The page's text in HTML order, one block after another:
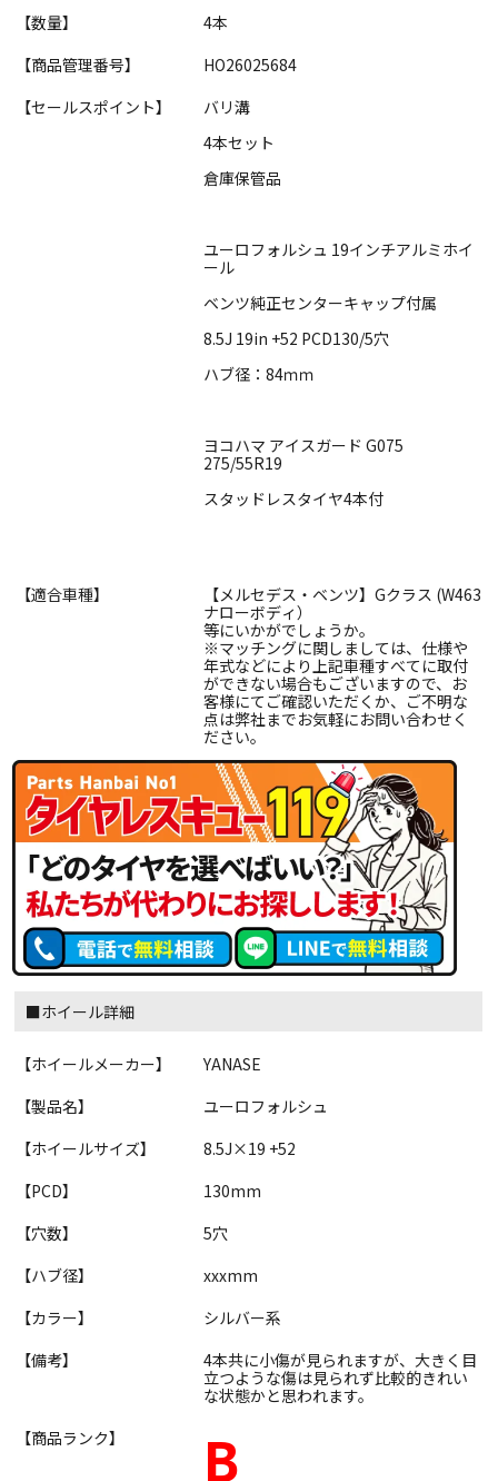
【数量】
4本
【商品管理番号】
HO26025684
【セールスポイント】
バリ溝
4本セット
倉庫保管品
ユーロフォルシュ 19インチアルミホイ
ール
ベンツ純正センターキャップ付属
8.5J 19in +52 PCD130/5穴
ハブ径：84ｍｍ
ヨコハマ アイスガード G075
275/55R19
スタッドレスタイヤ4本付
【適合車種】
【メルセデス・ベンツ】Gクラス (W463
ナローボディ）
等にいかがでしょうか。
※マッチングに関しましては、仕様や
年式などにより上記車種すべてに取付
ができない場合もございますので、お
客様にてご確認いただくか、ご不明な
点は弊社までお気軽にお問い合わせく
ださい。
■ホイール詳細
【ホイールメーカー】
YANASE
【製品名】
ユーロフォルシュ
【ホイールサイズ】
8.5J×19 +52
【PCD】
130mm
【穴数】
5穴
【ハブ径】
xxxmm
【カラー】
シルバー系
【備考】
4本共に小傷が見られますが、大きく目
立つような傷は見られず比較的きれい
な状態かと思われます。
【商品ランク】
B